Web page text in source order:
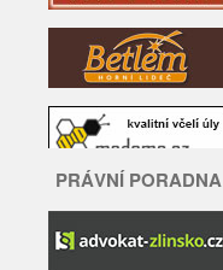
PRÁVNÍ PORADNA